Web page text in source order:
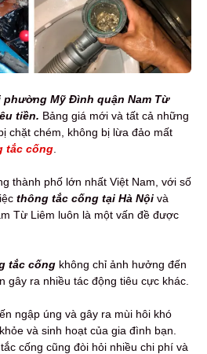
Mỹ Đình quận Nam Từ
tiền. Bảng giá mới và tất cả những
chặt chém, không bị lừa đảo mất
tắc cống
thành phố lớn nhất Việt Nam, với số
thông tắc cống tại Hà Nội và
Từ Liêm luôn là một vấn đề được
tắc cống không chỉ ảnh hưởng đến
gây ra nhiều tác động tiêu cực khác.
ngập úng và gây ra mùi hôi khó
và sinh hoạt của gia đình bạn.
cống cũng đòi hỏi nhiều chi phí và